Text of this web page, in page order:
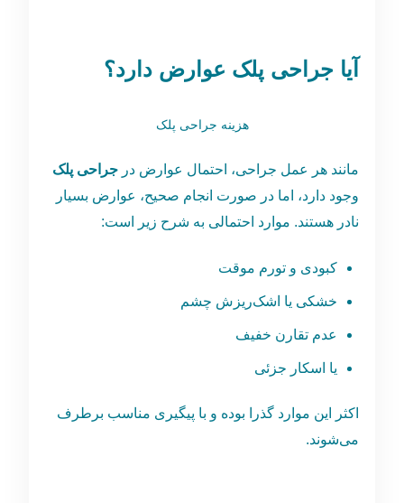
آیا جراحی پلک عوارض دارد؟
هزینه جراحی پلک
مانند هر عمل جراحی، احتمال عوارض درجراحی پلک
وجود دارد، اما در صورت انجام صحیح، عوارض بسیار
نادر هستند. موارد احتمالی به شرح زیر است:
کبودی و تورم موقت
خشکی یا اشک‌ریزش چشم
عدم تقارن خفیف
یا اسکار جزئی
اکثر این موارد گذرا بوده و با پیگیری مناسب برطرف
می‌شوند.